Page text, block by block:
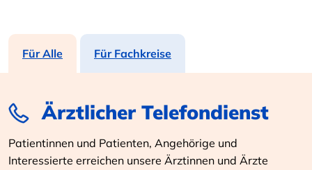
Für Alle Für Fachkreise
Ärztlicher Telefondienst
Patientinnen und Patienten, Angehörige und
Interessierte erreichen unsere Ärztinnen und Ärzte